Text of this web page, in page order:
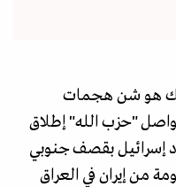
ذلك هو شن هجمات
"حزب الله" إطلاق
إسرائيل بقصف جنوبي
من إيران في العراق